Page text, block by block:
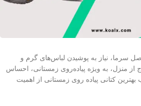
سرما، نیاز به پوشیدن لباس‌های گرم و
از منزل، به ویژه پیاده‌روی زمستانی، احساس
کتانی پیاده روی زمستانی از اهمیت